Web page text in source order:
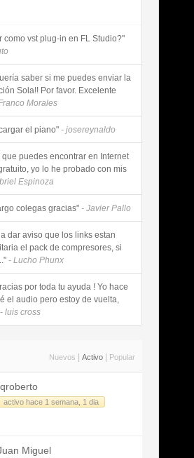
como vst plug-in en FL Studio?"
saber si me puedes enviar la
Sola!! Por favor. Excelente
Morales
el piano" - josereynaldo
puedes encontrar en Internet
yo lo he probado con mis
Espinoza
colegas gracias" - Javier Pallo
dar aviso que los links estan
el pack de compresores, si
- Lucho Phunx
por toda tu ayuda ! Yo hace
el audio pero estoy de vuelta,
- luis cross
Nuevos Activo Popular
activo hace 1 semana, 1 dia
Miguel